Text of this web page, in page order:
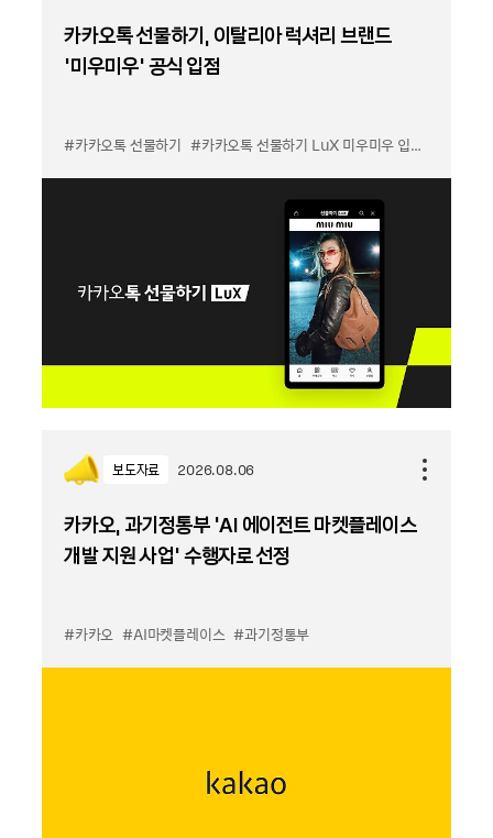
카카오톡 선물하기, 이탈리아 럭셔리 브랜드
'미우미우' 공식 입점
#카카오톡 선물하기 #카카오톡 선물하기 LuX 미우미우 입점
보도자료 2026.08.06
카카오, 과기정통부 ‘AI 에이전트 마켓플레이스
개발 지원 사업’ 수행자로 선정
#카카오 #AI마켓플레이스 #과기정통부